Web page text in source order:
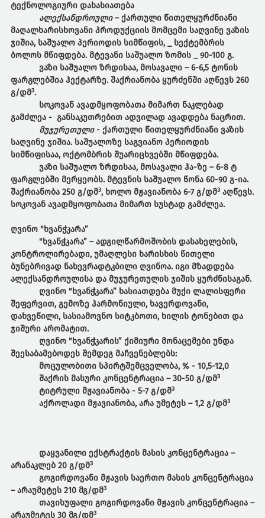
ტექნოლოგიური დახასიათება
ალექსანდროული– ქართული წითელყურძნიანი
მაღალხარისხოვანი პროდუქციის მომცემი საღვინე ვაზის
ჯიშია, საშუალო პერიოდის სიმწიფის, _ სექტემბრის
ბოლოს მწიფდება. მტევანი საშუალო ზომის _ 90-100 გ.
ვაზი საშუალო ზრდისაა, მოსავალი – 6-6,5 ტონის
ფარგლებშია ჰექტარზე. შაქრიანობა ყურძენში აღწევს 260
გ/დმ3.
სოკოვან ავადმყოფობათა მიმართ ნაკლებად
გამძლეა - განსაკუთრებით ადვილად ავადდება ნაცრით.
მუჯურეთული- ქართული წითელყურძნიანი ვაზის
საღვინე ჯიშია. საშუალოზე საგვიანო პერიოდის
სიმწიფისაა, ოქტომბრის შუარიცხვებში მწიფდება.
ვაზი საშუალო ზრდისაა, მოსავალი ჰა-ზე – 6-8 ტ
ფარგლებში მერყეობს. მტევნის საშუალო წონა 60-90 გ-ია.
შაქრიანობა 250 გ/დმ3, ხოლო მჟავიანობა 6-7 გ/დმ3აღწევს.
სოკოვან ავადმყოფობათა მიმართ სუსტად გამძლეა.
ღვინო"ხვანჭკარა”
"ხვანჭკარა” – ადგილწარმოშობის დასახელების,
კონტროლირებადი, უმაღლესი ხარისხის წითელი
ბუნებრივად ნახევრადტკბილი ღვინოა. იგი მზადდება
ალექსანდროულისა და მუჯურეთულის ჯიშის ყურძნისაგან.
ღვინო "ხვანჭკარა” ხასიათდება მუქი ლალისფერი
შეფერვით, გემოზე ჰარმონიული, ხავერდოვანი,
დახვეწილი, სასიამოვნო სიტკბოთი, ხილის ტონებით და
ჯიშური არომატით.
ღვინო "ხვანჭკარის” ქიმიური მონაცემები უნდა
შეესაბამებოდეს შემდეგ მაჩვენებლებს:
მოცულობითი სპირტშემცველობა, % - 10,5-12,0
შაქრის მასური კონცენტრაცია – 30-50 გ/დმ3
ტიტრული მჟავიანობა - 5-7 გ/დმ3
აქროლადი მჟავიანობა, არა უმეტეს – 1,2 გ/დმ3
დაყვანილი ექსტრაქტის მასის კონცენტრაცია –
არანაკლებ 20 გ/დმ3
გოგირდოვანი მჟავის საერთო მასის კონცენტრაცია
– არაუმეტეს 210 მგ/დმ3
თავისუფალი გოგირდოვანი მჟავის კონცენტრაცია –
არაუმეტეს 30 მგ/დმ3